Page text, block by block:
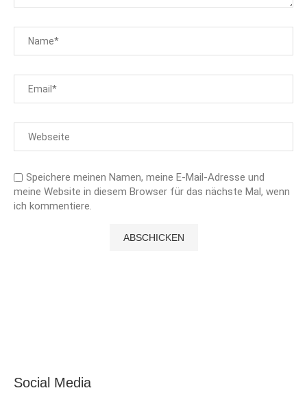
Speichere meinen Namen, meine E-Mail-Adresse und
meine Website in diesem Browser für das nächste Mal, wenn
ich kommentiere.
Social Media